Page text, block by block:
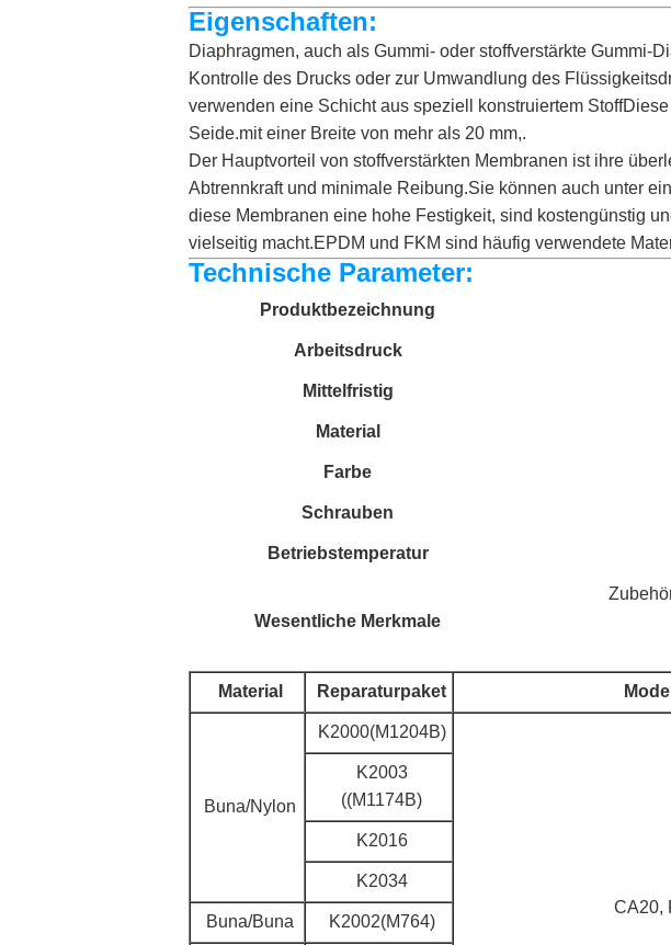
Eigenschaften:
Diaphragmen, auch als Gummi- oder stoffverstärkte
Kontrolle des Drucks oder zur Umwandlung des
verwenden eine Schicht aus speziell konstruiertem
Seide.mit einer Breite von mehr als 20 mm,.
Der Hauptvorteil von stoffverstärkten Membranen ist ihre
Abtrennkraft und minimale Reibung.Sie können auch unter
diese Membranen eine hohe Festigkeit, sind kostengünstig
vielseitig macht.EPDM und FKM sind häufig verwendete
Technische Parameter:
Produktbezeichnung
Arbeitsdruck
Mittelfristig
Material
Farbe
Schrauben
Betriebstemperatur
Wesentliche Merkmale
Material Reparaturpaket
Buna/Nylon
K2000(M1204B)
CA20,
K2003
((M1174B)
K2016
K2034
Buna/Buna K2002(M764)